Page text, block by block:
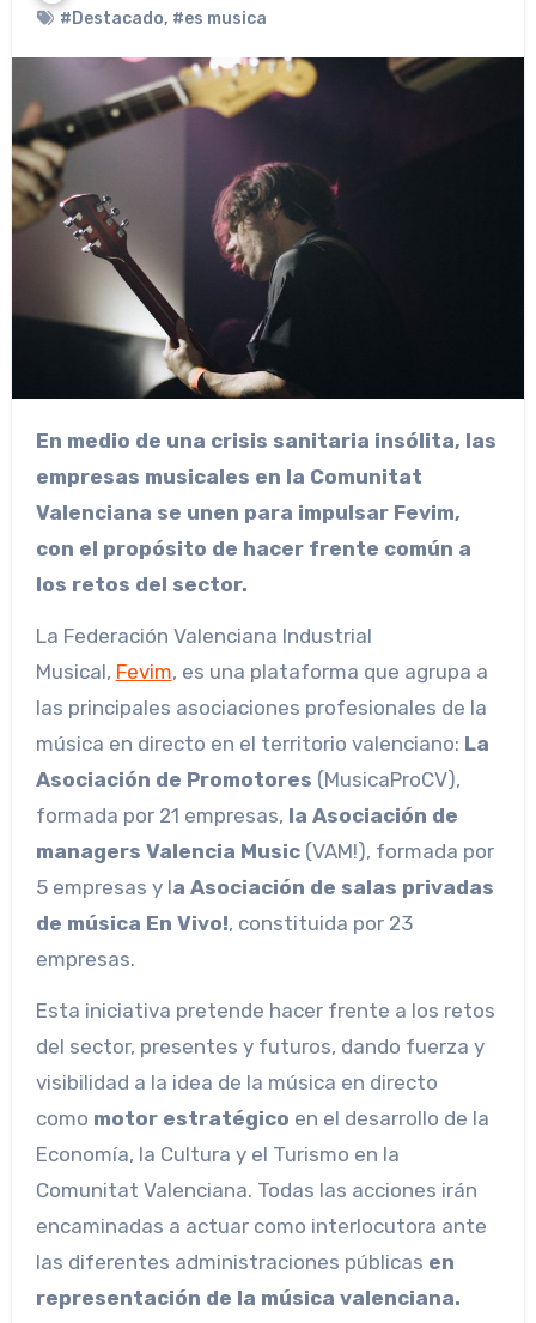
#Destacado, #es musica
En medio de una crisis sanitaria insólita, las
empresas musicales en la Comunitat
Valenciana se unen para impulsar Fevim,
con el propósito de hacer frente común a
los retos del sector.
La Federación Valenciana Industrial
Musical, Fevim, es una plataforma que agrupa a
las principales asociaciones profesionales de la
música en directo en el territorio valenciano: La
Asociación de Promotores (MusicaProCV),
formada por 21 empresas, la Asociación de
managers Valencia Music(VAM!), formada por
5 empresas y la Asociación de salas privadas
de música En Vivo!, constituida por 23
empresas.
Esta iniciativa pretende hacer frente a los retos
del sector, presentes y futuros, dando fuerza y
visibilidad a la idea de la música en directo
como motor estratégico en el desarrollo de la
Economía, la Cultura y el Turismo en la
Comunitat Valenciana. Todas las acciones irán
encaminadas a actuar como interlocutora ante
las diferentes administraciones públicas en
representación de la música valenciana.